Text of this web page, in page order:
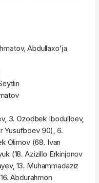
Abdullaxo'ja
3. Ozodbek Ibodulloev,
Yusufboev 90), 6.
Olimov (68. Ivan
(18. Azizillo Erkinjonov
13. Muhammadaziz
Abdurahmon